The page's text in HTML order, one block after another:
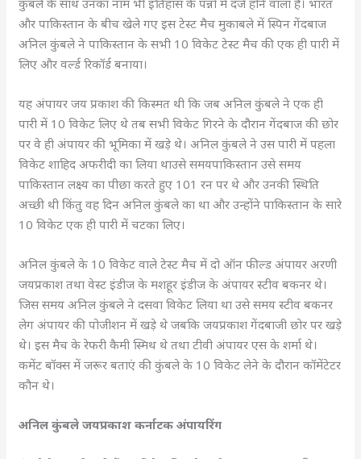
कुंबले के साथ उनका नाम भी इतिहास के पन्नों में दर्ज होने वाला है। भारत
और पाकिस्तान के बीच खेले गए इस टेस्ट मैच मुकाबले में स्पिन गेंदबाज
अनिल कुंबले ने पाकिस्तान के सभी 10 विकेट टेस्ट मैच की एक ही पारी में
लिए और वर्ल्ड रिकॉर्ड बनाया।
यह अंपायर जय प्रकाश की किस्मत थी कि जब अनिल कुंबले ने एक ही
पारी में 10 विकेट लिए थे तब सभी विकेट गिरने के दौरान गेंदबाज की छोर
पर वे ही अंपायर की भूमिका में खड़े थे। अनिल कुंबले ने उस पारी में पहला
विकेट शाहिद अफरीदी का लिया थाउसे समयपाकिस्तान उसे समय
पाकिस्तान लक्ष्य का पीछा करते हुए 101 रन पर थे और उनकी स्थिति
अच्छी थी किंतु वह दिन अनिल कुंबले का था और उन्होंने पाकिस्तान के सारे
10 विकेट एक ही पारी में चटका लिए।
अनिल कुंबले के 10 विकेट वाले टेस्ट मैच में दो ऑन फील्ड अंपायर अरणी
जयप्रकाश तथा वेस्ट इंडीज के मशहूर इंडीज के अंपायर स्टीव बकनर थे।
जिस समय अनिल कुंबले ने दसवा विकेट लिया था उसे समय स्टीव बकनर
लेग अंपायर की पोजीशन में खड़े थे जबकि जयप्रकाश गेंदबाजी छोर पर खड़े
थे। इस मैच के रेफरी कैमी स्मिथ थे तथा टीवी अंपायर एस के शर्मा थे।
कमेंट बॉक्स में जरूर बताएं की कुंबले के 10 विकेट लेने के दौरान कॉमेंटेटर
कौन थे।
अनिल कुंबले जयप्रकाश कर्नाटक अंपायरिंग